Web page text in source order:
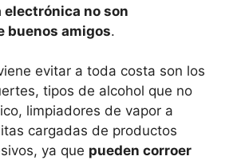
electrónica no son
buenos amigos.
evitar a toda costa son los
tipos de alcohol que no
limpiadores de vapor a
cargadas de productos
ya que pueden corroer